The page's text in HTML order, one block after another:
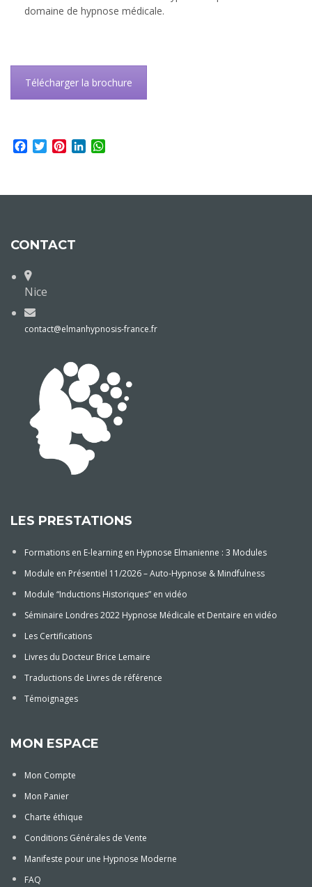
domaine de hypnose médicale.
Télécharger la brochure
Facebook
TwitterPinterestLinkedIn
CONTACT
Nice
contact@elmanhypnosis-france.fr
LES PRESTATIONS
Formations en E-learning en Hypnose Elmanienne : 3 Modules
Module en Présentiel 11/2026 – Auto-Hypnose & Mindfulness
Module “Inductions Historiques” en vidéo
Séminaire Londres 2022 Hypnose Médicale et Dentaire en vidéo
Les Certifications
Livres du Docteur Brice Lemaire
Traductions de Livres de référence
Témoignages
MON ESPACE
Mon Compte
Mon Panier
Charte éthique
Conditions Générales de Vente
Manifeste pour une Hypnose Moderne
FAQ